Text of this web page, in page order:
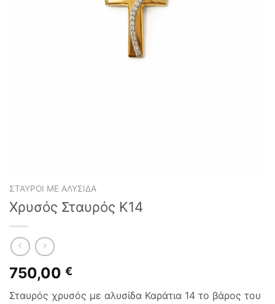
ΣΤΑΥΡΟΊ ΜΕ ΑΛΥΣΊΔΑ
Χρυσός Σταυρός K14
750,00 €
Σταυρός χρυσός με αλυσίδα Καράτια 14 το βάρος του